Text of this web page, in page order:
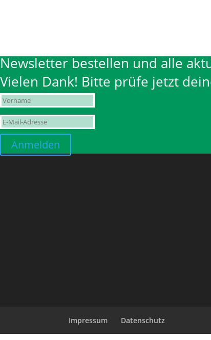
Newsletter bestellen und alle
Vielen Dank! Bitte prüfe jetzt
Anmelden
Impressum Datenschutz